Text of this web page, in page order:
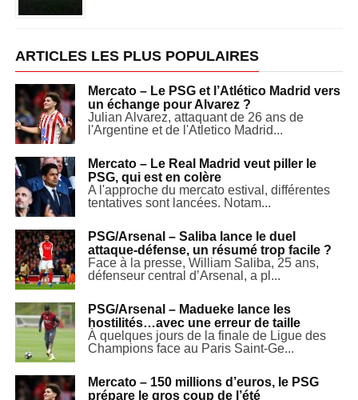
ARTICLES LES PLUS POPULAIRES
Mercato – Le PSG et l’Atlético Madrid vers
un échange pour Alvarez ?
Julian Alvarez, attaquant de 26 ans de
l'Argentine et de l'Atletico Madrid...
Mercato – Le Real Madrid veut piller le
PSG, qui est en colère
A l'approche du mercato estival, différentes
tentatives sont lancées. Notam...
PSG/Arsenal – Saliba lance le duel
attaque-défense, un résumé trop facile ?
Face à la presse, William Saliba, 25 ans,
défenseur central d’Arsenal, a pl...
PSG/Arsenal – Madueke lance les
hostilités…avec une erreur de taille
À quelques jours de la finale de Ligue des
Champions face au Paris Saint-Ge...
Mercato – 150 millions d’euros, le PSG
prépare le gros coup de l’été